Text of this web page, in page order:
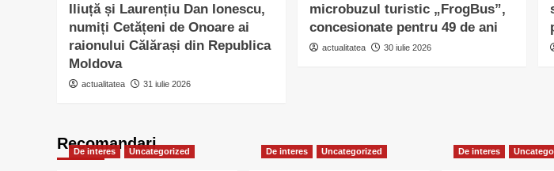
Iliuță și Laurențiu Dan Ionescu,
numiți Cetățeni de Onoare ai
raionului Călărași din Republica
Moldova
actualitatea 31 iulie 2026
microbuzul turistic „FrogBus”,
concesionate pentru 49 de ani
actualitatea 30 iulie 2026
Recomandari
De interes Uncategorized De interes Uncategorized De interes